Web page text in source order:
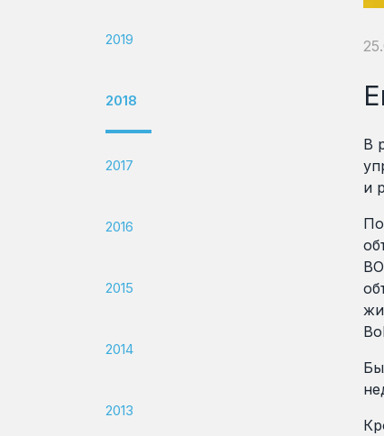
2019
2018
2017
2016
2015
2014
2013
В
и